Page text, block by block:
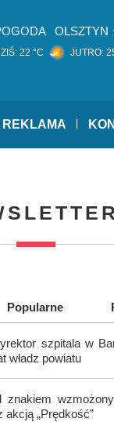
OLSZTYN
22 °C JUTRO:
REKLAMA
Popularne
szpitala w
władz powiatu
znakiem
akcją „Prędkość”